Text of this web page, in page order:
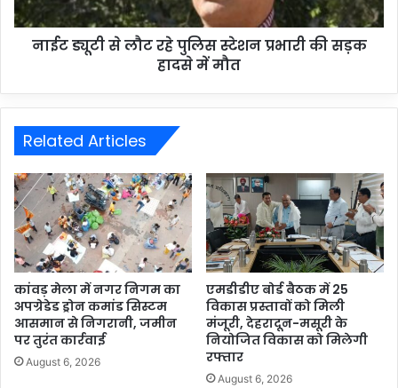
नाईट ड्यूटी से लौट रहे पुलिस स्टेशन प्रभारी की सड़क
हादसे में मौत
Related Articles
कांवड़ मेला में नगर निगम का
अपग्रेडेड ड्रोन कमांड सिस्टम
आसमान से निगरानी, जमीन
पर तुरंत कार्रवाई
August 6, 2026
एमडीडीए बोर्ड बैठक में 25
विकास प्रस्तावों को मिली
मंजूरी, देहरादून-मसूरी के
नियोजित विकास को मिलेगी
रफ्तार
August 6, 2026